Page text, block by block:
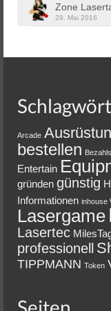
Zone
29. Mai 2016
Arcade
bestellen
Entertain
gründen günstig
Informationen inhouse
Lasergame
Lasertec
professionell
TIPPMANN Token